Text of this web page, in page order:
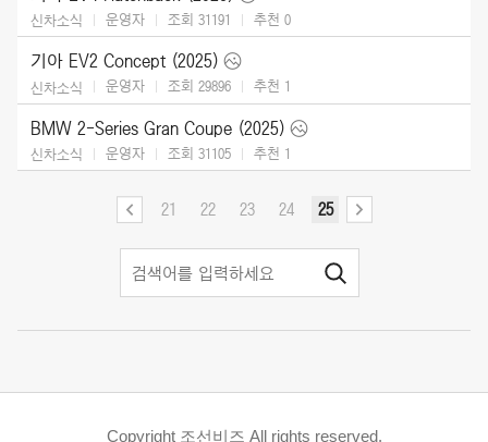
신차소식 운영자 조회 31191 추천 0
기아 EV2 Concept (2025)
신차소식 운영자 조회 29896 추천 1
BMW 2-Series Gran Coupe (2025)
신차소식 운영자 조회 31105 추천 1
21 22 23 24 25
Copyright 조선비즈 All rights reserved.